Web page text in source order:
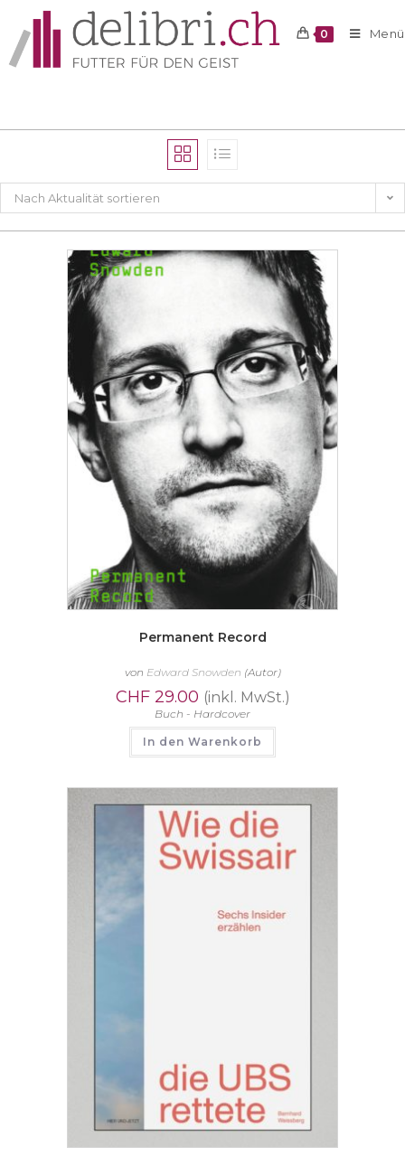
0 Menü
Nach Aktualität sortieren
Permanent Record
von Edward Snowden (Autor)
CHF29.00 (inkl. MwSt.)
Buch - Hardcover
In den Warenkorb